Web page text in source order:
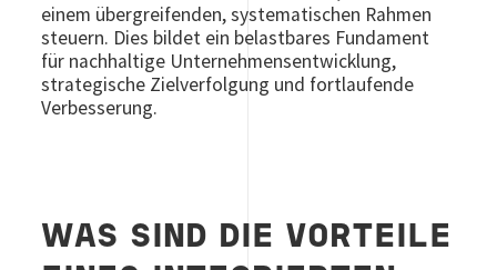
einem übergreifenden, systematischen Rahmen
steuern. Dies bildet ein belastbares Fundament
für nachhaltige Unternehmensentwicklung,
strategische Zielverfolgung und fortlaufende
Verbesserung.
WAS SIND DIE VORTEILE